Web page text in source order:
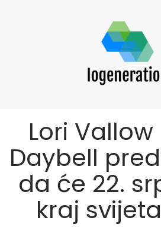
Lori
Daybell
da će 22.
kraj